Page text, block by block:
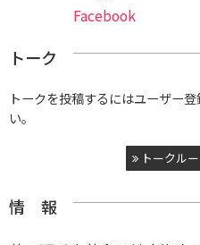
Facebook
トーク
トークを投稿するにはユーザー
い。
トークル
情 報